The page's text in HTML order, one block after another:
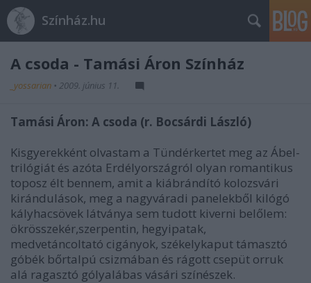
Színház.hu
A csoda - Tamási Áron Színház
_yossarian • 2009. június 11.
Tamási Áron: A csoda (r. Bocsárdi László)
Kisgyerekként olvastam a Tündérkertet meg az Ábel-
trilógiát és azóta Erdélyországról olyan romantikus
toposz élt bennem, amit a kiábrándító kolozsvári
kirándulások, meg a nagyváradi panelekből kilógó
kályhacsövek látványa sem tudott kiverni belőlem:
ökrösszekér,szerpentin, hegyipatak,
medvetáncoltató cigányok, székelykaput támasztó
góbék bőrtalpú csizmában és rágott csepüt orruk
alá ragasztó gólyalábas vásári színészek.